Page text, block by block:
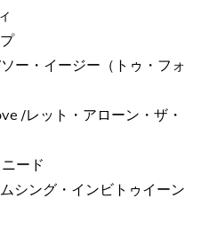
ー・イージー（トゥ・フォ
/レット・アローン・ザ・
ード
シング・インビトゥイーン